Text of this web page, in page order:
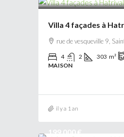
Villa 4 façades à
rue de vesqueville 9,
4 2 303 m²
MAISON
il y a 1 an
199 000 €